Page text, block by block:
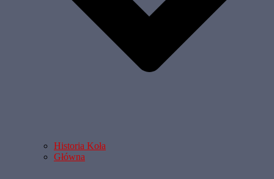
Historia Koła
Główna